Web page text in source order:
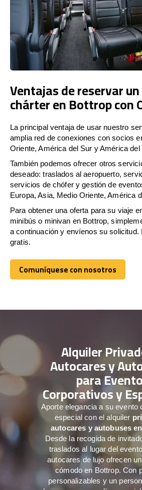
Ventajas de reservar
chárter en Bottrop con
La principal ventaja de usar nuestro
amplia red de conexiones con socios
Oriente, América del Sur y América del
También podemos ofrecer otros
deseado: traslados al aeropuerto,
servicios de chófer y gestión de
Europa, Asia, Medio Oriente, América
Para obtener una oferta para su viaje
minibús o minivan en Bottrop,
a continuación y envíenos su solicitud.
gratis.
Comuníquese con nosotros
Comuníquese con nosotros
Alquiler
Autocares y
para
Corporativos y
Aporte elegancia a su evento
especial con el alquiler
autocares y autobuses
Desde la recogida de
traslados al lugar del
autocares de lujo ofrecen
cómodo en Bottrop. Con
personalizables y un